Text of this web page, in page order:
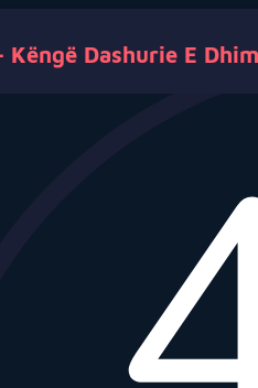
Këngë Dashurie E